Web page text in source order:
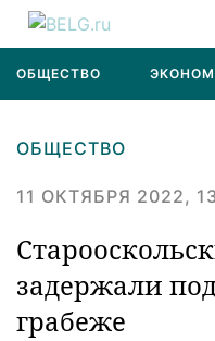
ОБЩЕСТВО
ОБЩЕСТВО
11 ОКТЯБРЯ 2022,
задержали
грабеже